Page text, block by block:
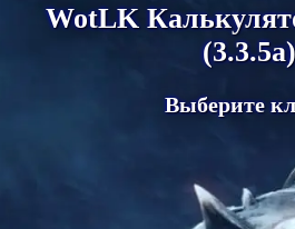
WotLK
(3.3.5a)
Выберите